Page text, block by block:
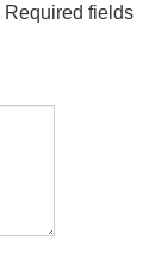
Required fields